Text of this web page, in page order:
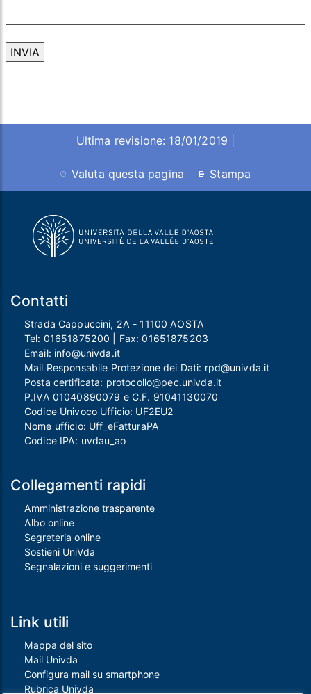
Ultima revisione: 18/01/2019 |
Valuta questa pagina Stampa
Contatti
Strada Cappuccini, 2A - 11100 AOSTA
Tel: 01651875200 | Fax:01651875203
Email: info@univda.it
Mail Responsabile Protezione dei Dati: rpd@univda.it
Posta certificata: protocollo@pec.univda.it
P.IVA 01040890079 e C.F. 91041130070
Codice Univoco Ufficio: UF2EU2
Nome ufficio: Uff_eFatturaPA
Codice IPA: uvdau_ao
Collegamenti rapidi
Amministrazione trasparente
Albo online
Segreteria online
Sostieni UniVda
Segnalazioni e suggerimenti
Link utili
Mappa del sito
Mail Univda
Configura mail su smartphone
Rubrica Univda